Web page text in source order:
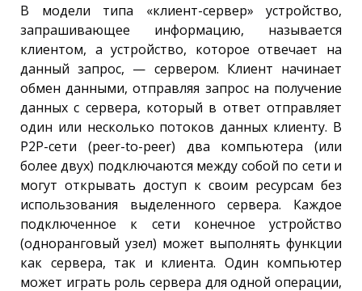
В модели типа «клиент-сервер» устройство,
запрашивающее информацию, называется
клиентом, а устройство, которое отвечает на
данный запрос, — сервером. Клиент начинает
обмен данными, отправляя запрос на получение
данных с сервера, который в ответ отправляет
один или несколько потоков данных клиенту. В
P2P-сети (peer-to-peer) два компьютера (или
более двух) подключаются между собой по сети и
могут открывать доступ к своим ресурсам без
использования выделенного сервера. Каждое
подключенное к сети конечное устройство
(одноранговый узел) может выполнять функции
как сервера, так и клиента. Один компьютер
может играть роль сервера для одной операции,